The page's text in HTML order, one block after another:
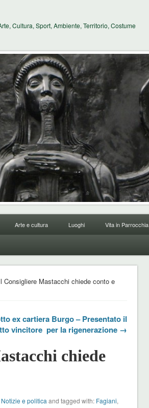
Cultura, Sport, Ambiente, Territorio, Costume
Arte e cultura Luoghi Vita in Parrocchia
Consigliere Mastacchi chiede conto e
ex cartiera Burgo – Presentato il
vincitore per la rigenerazione →
chiede
Notizie e politica and tagged with: Fagiani,